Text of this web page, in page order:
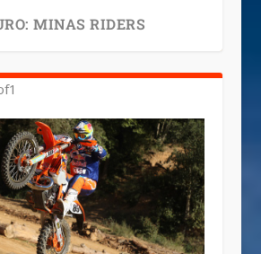
MINAS RIDERS